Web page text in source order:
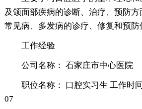
及颌面部疾病的诊断、治疗、预防
常见病、多发病的诊疗、修复和预防
工作经验
公司名称： 石家庄市中心医院
职位名称： 口腔实习生 工作时
07